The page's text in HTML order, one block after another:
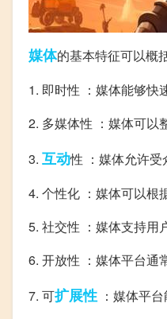
媒体的基本特征可以概
1. 即时性 ：媒体能够快
2. 多媒体性 ：媒体可以
3. 互动性 ：媒体允许受
4. 个性化 ：媒体可以根
5. 社交性 ：媒体支持用
6. 开放性 ：媒体平台通
7. 可扩展性 ：媒体平